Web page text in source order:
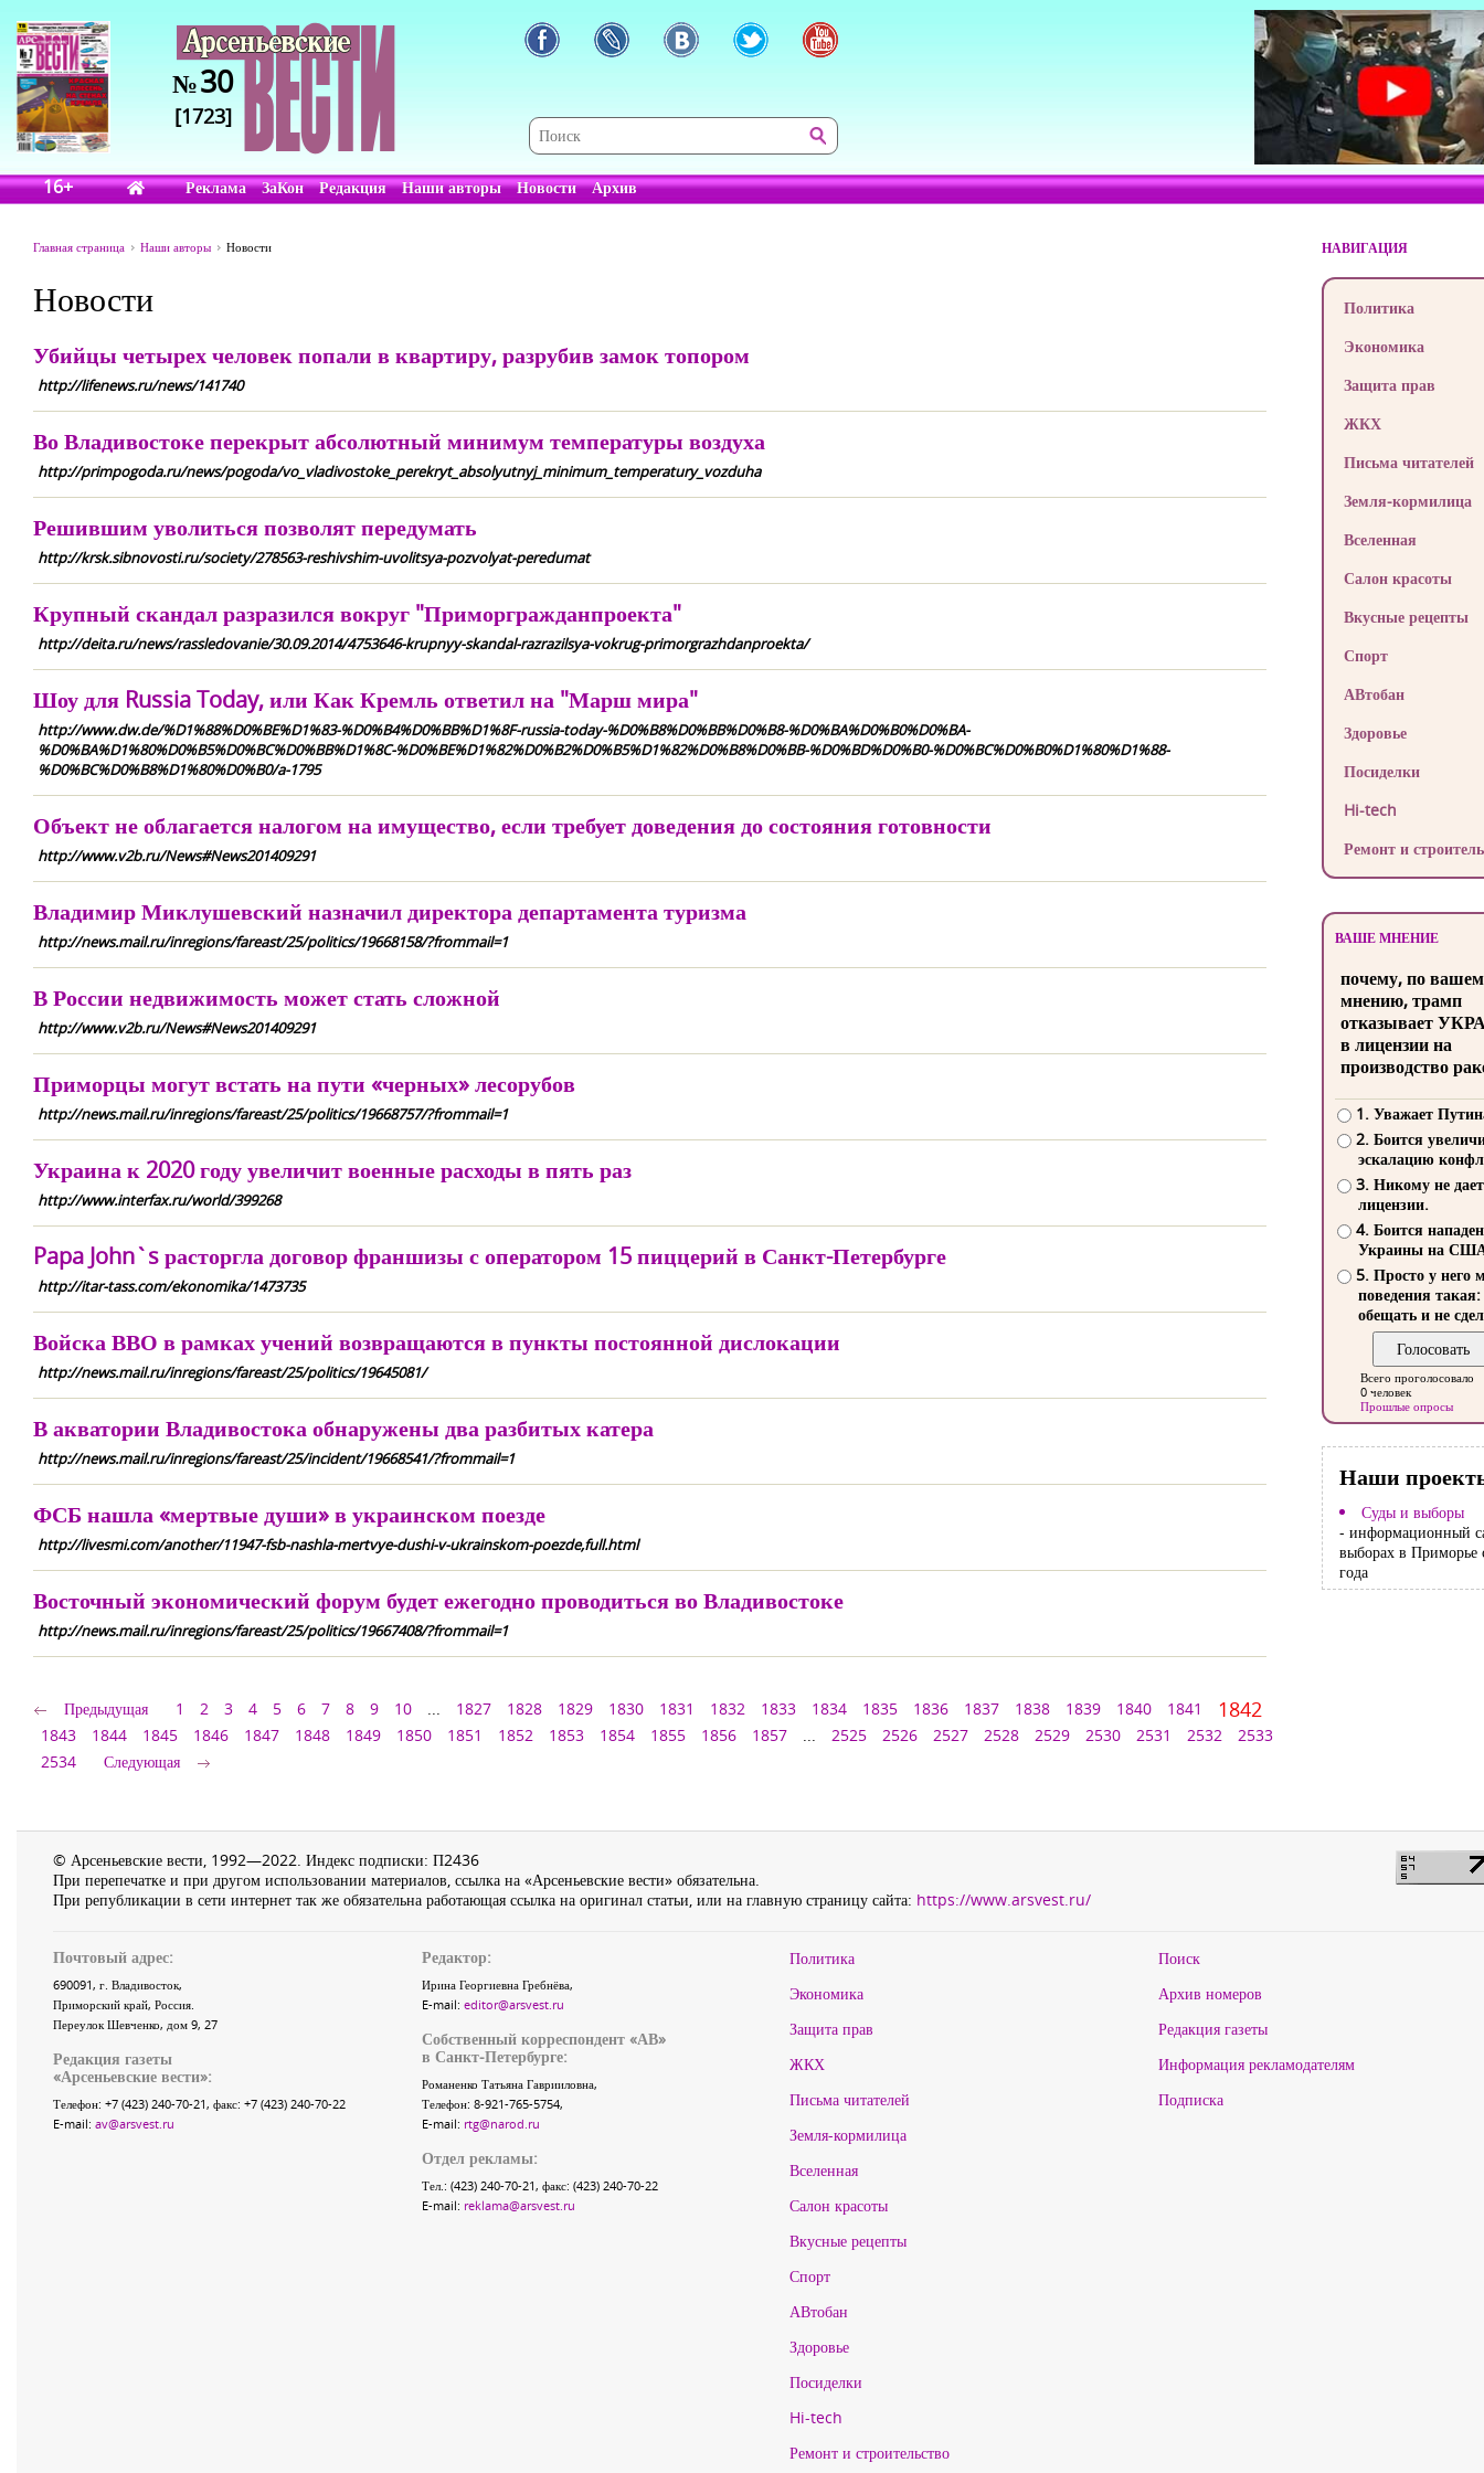
№30
[1723]
16+ Реклама ЗаКон Редакция Наши авторы Новости Архив
Главная страница Наши авторы Новости
Новости
Убийцы четырех человек попали в квартиру, разрубив замок топором
http://lifenews.ru/news/141740
Во Владивостоке перекрыт абсолютный минимум температуры воздуха
http://primpogoda.ru/news/pogoda/vo_vladivostoke_perekryt_absolyutnyj_minimum_temperatury_vozduha
Решившим уволиться позволят передумать
http://krsk.sibnovosti.ru/society/278563-reshivshim-uvolitsya-pozvolyat-peredumat
Крупный скандал разразился вокруг "Приморгражданпроекта"
http://deita.ru/news/rassledovanie/30.09.2014/4753646-krupnyy-skandal-razrazilsya-vokrug-primorgrazhdanproekta/
Шоу для Russia Today, или Как Кремль ответил на "Марш мира"
http://www.dw.de/%D1%88%D0%BE%D1%83-%D0%B4%D0%BB%D1%8F-russia-today-%D0%B8%D0%BB%D0%B8-%D0%BA%D0%B0%D0%BA-
%D0%BA%D1%80%D0%B5%D0%BC%D0%BB%D1%8C-%D0%BE%D1%82%D0%B2%D0%B5%D1%82%D0%B8%D0%BB-%D0%BD%D0%B0-%D0%BC%D0%B0%D1%80%D1%88-
%D0%BC%D0%B8%D1%80%D0%B0/a-1795
Объект не облагается налогом на имущество, если требует доведения до состояния готовности
http://www.v2b.ru/News#News201409291
Владимир Миклушевский назначил директора департамента туризма
http://news.mail.ru/inregions/fareast/25/politics/19668158/?frommail=1
В России недвижимость может стать сложной
http://www.v2b.ru/News#News201409291
Приморцы могут встать на пути «черных» лесорубов
http://news.mail.ru/inregions/fareast/25/politics/19668757/?frommail=1
Украина к 2020 году увеличит военные расходы в пять раз
http://www.interfax.ru/world/399268
Papa John`s расторгла договор франшизы с оператором 15 пиццерий в Санкт-Петербурге
http://itar-tass.com/ekonomika/1473735
Войска ВВО в рамках учений возвращаются в пункты постоянной дислокации
http://news.mail.ru/inregions/fareast/25/politics/19645081/
В акватории Владивостока обнаружены два разбитых катера
http://news.mail.ru/inregions/fareast/25/incident/19668541/?frommail=1
ФСБ нашла «мертвые души» в украинском поезде
http://livesmi.com/another/11947-fsb-nashla-mertvye-dushi-v-ukrainskom-poezde,full.html
Восточный экономический форум будет ежегодно проводиться во Владивостоке
http://news.mail.ru/inregions/fareast/25/politics/19667408/?frommail=1
Предыдущая 1 2 3 4 5 6 7 8 9 10 ... 1827 1828 1829 1830 1831 1832 1833 1834 1835 1836 1837 1838 1839 1840 1841 1842
1843 1844 1845 1846 1847 1848 1849 1850 1851 1852 1853 1854 1855 1856 1857 ... 2525 2526 2527 2528 2529 2530 2531 2532
2533
2534
Следующая
НАВИГАЦИЯ
Политика
Экономика
Защита прав
ЖКХ
Письма читателей
Земля-кормилица
Вселенная
Салон красоты
Вкусные рецепты
Спорт
АВтобан
Здоровье
Посиделки
Hi-tech
Ремонт и
ВАШЕ МНЕНИЕ
почему, по
мнению, трамп
отказывает
в лицензии на
производство
1. Уважает
2. Боится
эскалацию
3. Никому не
лицензии.
4. Боится
Украины на
5. Просто у него
поведения такая:
обещать и не
Всего проголосовало
0 человек
Прошлые опросы
Наши
Суды и выборы
- информационный
выборах в Приморье
года
© Арсеньевские вести, 1992—2022. Индекс подписки: П2436
При перепечатке и при другом использовании материалов, ссылка на «Арсеньевские вести» обязательна.
При републикации в сети интернет так же обязательна работающая ссылка на оригинал статьи, или на главную страницу сайта: https://www.arsvest.ru/
Почтовый адрес:
690091, г. Владивосток,
Приморский край, Россия.
Переулок Шевченко, дом 9, 27
Редакция газеты
«Арсеньевские вести»:
Телефон: +7 (423) 240-70-21, факс: +7 (423) 240-70-22
E-mail: av@arsvest.ru
Редактор:
Ирина Георгиевна Гребнёва,
E-mail: editor@arsvest.ru
Собственный корреспондент «АВ»
в Санкт-Петербурге:
Романенко Татьяна Гаврииловна,
Телефон: 8-921-765-5754,
E-mail: rtg@narod.ru
Отдел рекламы:
Тел.: (423) 240-70-21, факс: (423) 240-70-22
E-mail: reklama@arsvest.ru
Политика
Экономика
Защита прав
ЖКХ
Письма читателей
Земля-кормилица
Вселенная
Салон красоты
Вкусные рецепты
Спорт
АВтобан
Здоровье
Посиделки
Hi-tech
Ремонт и строительство
Поиск
Архив номеров
Редакция газеты
Информация рекламодателям
Подписка